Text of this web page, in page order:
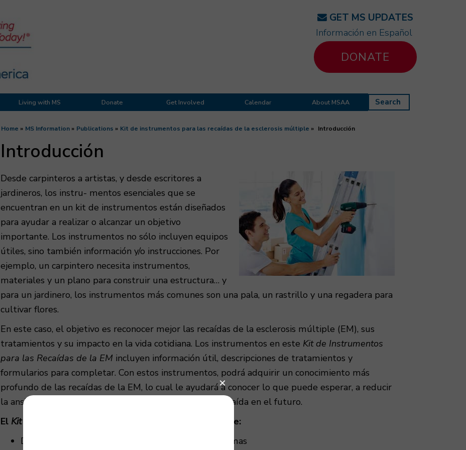
GET MS UPDATES
Información en Español
DONATE
Living with MS Donate Get Involved Calendar About MSAA Search
Home MS Information Publications Kit de instrumentos para las recaídas de la esclerosis múltiple Introducción
Introducción
Desde carpinteros a artistas, y desde escritores a
jardineros, los instru- mentos esenciales que se
encuentran en un kit de instrumentos están diseñados
para ayudar a realizar o alcanzar un objetivo
importante. Los instrumentos no sólo incluyen equipos
útiles, sino también información y/o instrucciones. Por
ejemplo, un carpintero necesita instrumentos,
materiales y un plano para construir una estructura… y
para un jardinero, los instrumentos más comunes son una pala, un rastrillo y una regadera para
cultivar flores.
En este caso, el objetivo es reconocer mejor las recaídas de la esclerosis múltiple (EM), sus
tratamientos y su impacto en la vida cotidiana. Los instrumentos en este Kit de Instrumentos
para las Recaídas de la EM incluyen información útil, descripciones de tratamientos y
formularios para completar. Con estos instrumentos, podrá adquirir un conocimiento más
profundo de las recaídas de la EM, lo cual le ayudará a conocer lo que puede esperar, a reducir
la ansiedad y a prepararse para la posibilidad de una recaída en el futuro.
El Kit de Instrumentos para las Recaídas de la EM
incluye:
Detalles informativos sobre las recaídas y los síntomas